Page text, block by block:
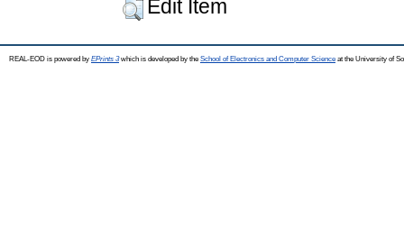
Edit Item
REAL-EOD is powered by EPrints 3which is developed by the School of Electronics and Computer Science at the University of